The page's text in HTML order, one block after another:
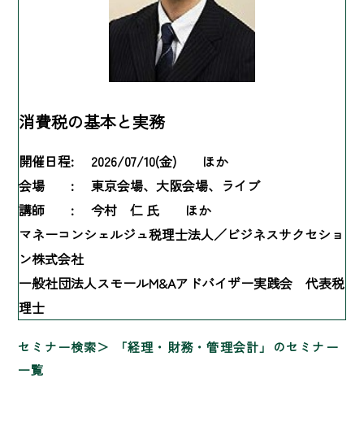
消費税の基本と実務
開催日程:
2026/07/10(金) ほか
会場 :
東京会場、大阪会場、ライブ
講師 :
今村 仁 氏 ほか
マネーコンシェルジュ税理士法人／ビジネスサクセショ
ン株式会社
一般社団法人スモールM&Aアドバイザー実践会 代表税
理士
セミナー検索
「経理・財務・管理会計」のセミナー
一覧